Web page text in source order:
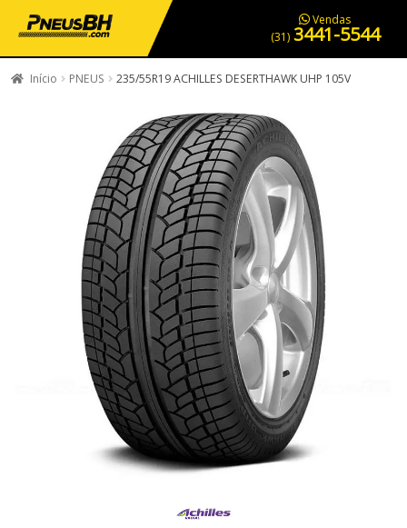
PNEUS EM OFERTA SERVIÇOS AUTOMOTIVOS NOSSA LOJA
Vendas
(31) 3441-5544
Início PNEUS 235/55R19 ACHILLES DESERTHAWK UHP 105V